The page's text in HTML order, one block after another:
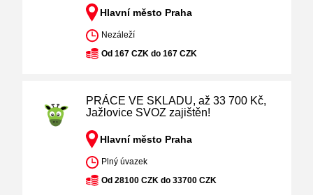
Hlavní město Praha
Nezáleží
Od 167 CZK do 167 CZK
PRÁCE VE SKLADU, až 33 700 Kč,
Jažlovice SVOZ zajištěn!
Hlavní město Praha
Plný úvazek
Od 28100 CZK do 33700 CZK